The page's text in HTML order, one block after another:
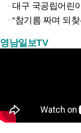
대구 국공립어린
“참기름 짜며 되찾은 삶의
영남일보TV